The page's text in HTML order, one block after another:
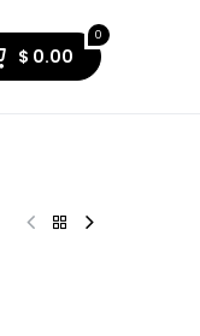
0
$ 0.00